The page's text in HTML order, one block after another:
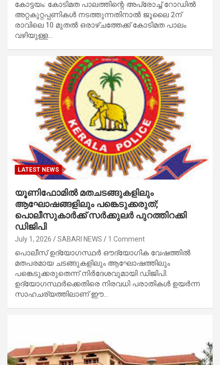
കോട്ടയം: കോടിമത പാലത്തിന്റെ അപ്രോച്ച്‌ റോഡില്‍
അറ്റകുറ്റപ്പണികള്‍ നടത്തുന്നതിനാല്‍ ജൂലൈ 2ന്
രാവിലെ 10 മുതല്‍ ഒരാഴ്ചത്തേക്ക് കോടിമത പാലം
വഴിയുള്ള…
LATEST NEWS
യൂണിഫോമിൽ മതചടങ്ങുകളിലും
ആഘോഷങ്ങളിലും പങ്കെടുക്കരുത്;
പൊലീസുകാർക്ക് സർക്കുലർ പുറത്തിറക്കി
ഡിജിപി
July 1, 2026 SABARI NEWS 1 Comment
പൊലീസ് ഉദ്യോ​ഗസ്ഥർ ഔദ്യോ​ഗിക വേഷത്തിൽ
മതപരമായ ചടങ്ങുകളിലും ആഘോഷത്തിലും
പങ്കെടുക്കരുതെന്ന് നിർദേശവുമായി ഡിജിപി.
ഉദ്യോഗസ്ഥർക്കെതിരെ നിരവധി പരാതികൾ ഉയർന്ന
സാഹചര്യത്തിലാണ് ഈ…